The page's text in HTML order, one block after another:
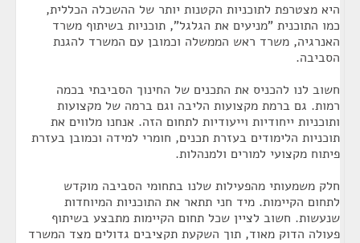
היא מצטרפת לתוכניות הקטנות יותר של ההשכלה הכללית,
כמו התוכנית "מניעים את הגלגל", תוכניות בשיתוף משרד
האנרגיה, משרד ראש הממשלה וכמובן עם המשרד להגנת
הסביבה.
חשוב לנו להכניס את התכנים של החינוך הסביבתי בכמה
רמות. גם ברמת מקצועות הליבה וגם ברמה של מקצועות
ותוכניות ייחודיות וייעודיות לתחום הזה. אנחנו מלווים את
תוכניות הלימודים בעזרת תכנים, חומרי למידה וכמובן בעזרת
פיתוח מקצועי למורים ולמנהלות.
חלק משמעותי מהפעילות שלנו בתחומי הסביבה מוקדש
לתחום הקיימות. מיד חני תתאר את התוכניות המיוחדות
שנעשות. חשוב לציין שכל תחום הקיימות מתבצע בשיתוף
פעולה הדוק מאוד, תוך השקעת תקציבים גדולים מצד המשרד